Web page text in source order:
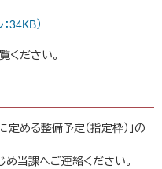
34KB）
ください。
める整備予定（指定枠）」の
め当課へご連絡ください。